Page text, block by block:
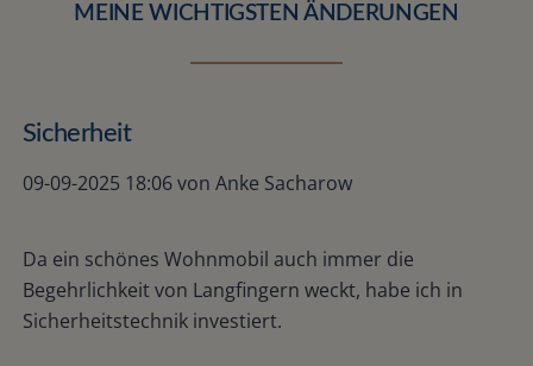
MEINE WICHTIGSTEN ÄNDERUNGEN
Sicherheit
09-09-2025 18:06von Anke Sacharow
Da ein schönes Wohnmobil auch immer die
Begehrlichkeit von Langfingern weckt, habe ich in
Sicherheitstechnik investiert.